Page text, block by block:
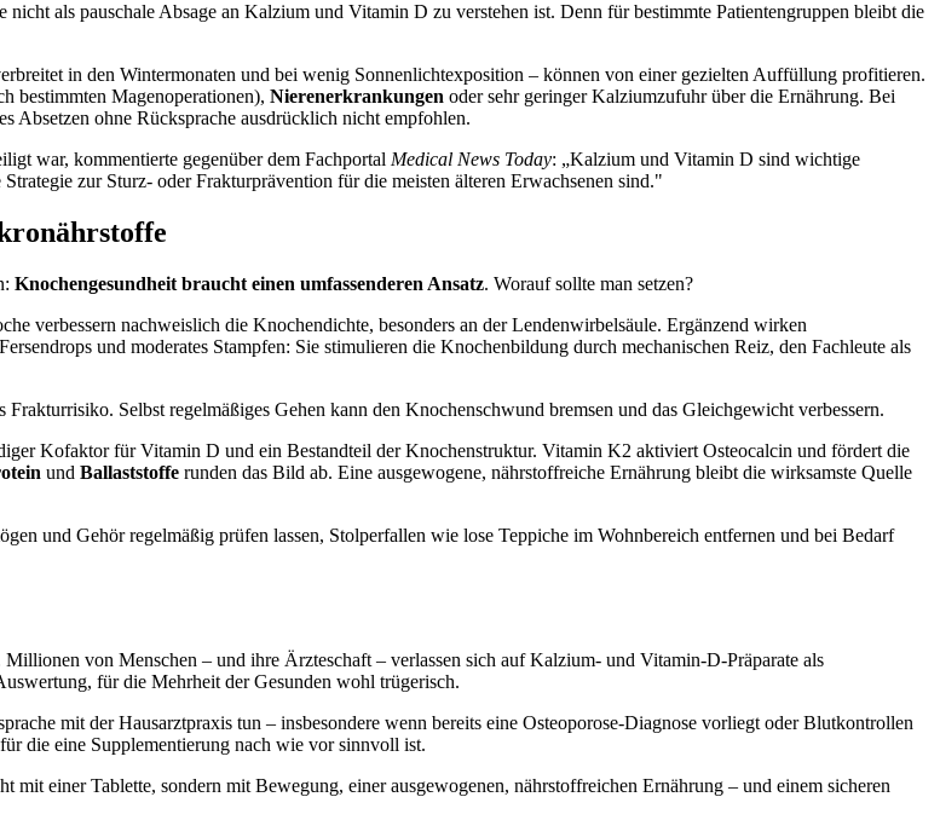
als pauschale Absage an Kalzium und Vitamin D zu verstehen ist. Denn für bestimmte Patientengruppen bleibt die
in den Wintermonaten und bei wenig Sonnenlichtexposition – können von einer gezielten Auffüllung profitieren.
bestimmten Magenoperationen), Nierenerkrankungen oder sehr geringer Kalziumzufuhr über die Ernährung. Bei
Absetzen ohne Rücksprache ausdrücklich nicht empfohlen.
war, kommentierte gegenüber dem Fachportal Medical News Today: „Kalzium und Vitamin D sind wichtige
zur Sturz- oder Frakturprävention für die meisten älteren Erwachsenen sind."
Knochengesundheit braucht einen umfassenderen Ansatz. Worauf sollte man setzen?
verbessern nachweislich die Knochendichte, besonders an der Lendenwirbelsäule. Ergänzend wirken
und moderates Stampfen: Sie stimulieren die Knochenbildung durch mechanischen Reiz, den Fachleute als
Selbst regelmäßiges Gehen kann den Knochenschwund bremsen und das Gleichgewicht verbessern.
Kofaktor für Vitamin D und ein Bestandteil der Knochenstruktur. Vitamin K2 aktiviert Osteocalcin und fördert die
und Ballaststoffe runden das Bild ab. Eine ausgewogene, nährstoffreiche Ernährung bleibt die wirksamste Quelle
und Gehör regelmäßig prüfen lassen, Stolperfallen wie lose Teppiche im Wohnbereich entfernen und bei Bedarf
von Menschen – und ihre Ärzteschaft – verlassen sich auf Kalzium- und Vitamin-D-Präparate als
für die Mehrheit der Gesunden wohl trügerisch.
mit der Hausarztpraxis tun – insbesondere wenn bereits eine Osteoporose-Diagnose vorliegt oder Blutkontrollen
die eine Supplementierung nach wie vor sinnvoll ist.
einer Tablette, sondern mit Bewegung, einer ausgewogenen, nährstoffreichen Ernährung – und einem sicheren